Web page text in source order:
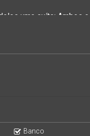
uma suíte: Ambos
família. Com ótima
no sobrado com bom
amigos.
cozinha é bem
Banco